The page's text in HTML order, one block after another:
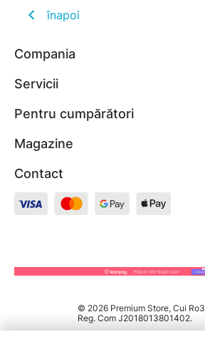
înapoi
Compania
Servicii
Pentru cumpărători
Magazine
Contact
© 2026 Premium Store, Cui
Reg. Com J2018013801402.